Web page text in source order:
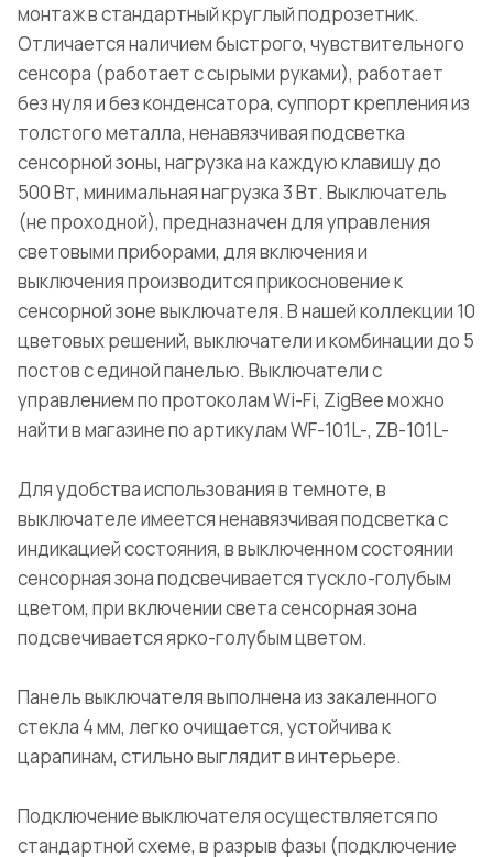
монтаж в стандартный круглый подрозетник.
Отличается наличием быстрого, чувствительного
сенсора (работает с сырыми руками), работает
без нуля и без конденсатора, суппорт крепления из
толстого металла, ненавязчивая подсветка
сенсорной зоны, нагрузка на каждую клавишу до
500 Вт, минимальная нагрузка 3 Вт. Выключатель
(не проходной), предназначен для управления
световыми приборами, для включения и
выключения производится прикосновение к
сенсорной зоне выключателя. В нашей коллекции 10
цветовых решений, выключатели и комбинации до 5
постов с единой панелью. Выключатели с
управлением по протоколам Wi-Fi, ZigBee можно
найти в магазине по артикулам WF-101L-, ZB-101L-
Для удобства использования в темноте, в
выключателе имеется ненавязчивая подсветка с
индикацией состояния, в выключенном состоянии
сенсорная зона подсвечивается тускло-голубым
цветом, при включении света сенсорная зона
подсвечивается ярко-голубым цветом.
Панель выключателя выполнена из закаленного
стекла 4 мм, легко очищается, устойчива к
царапинам, стильно выглядит в интерьере.
Подключение выключателя осуществляется по
стандартной схеме, в разрыв фазы (подключение